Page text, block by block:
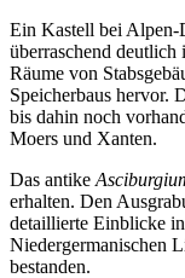
Ein Kastell bei Alpen-
überraschend
Räume von
Speicherbaus hervor.
bis dahin noch
Moers und Xanten.
Das antike
erhalten. Den
detaillierte Einblicke
Niedergermanischen
bestanden.